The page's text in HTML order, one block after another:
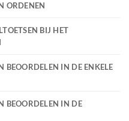
ORDENEN
BIJ HET
BEOORDELEN IN DE ENKELE
BEOORDELEN IN DE